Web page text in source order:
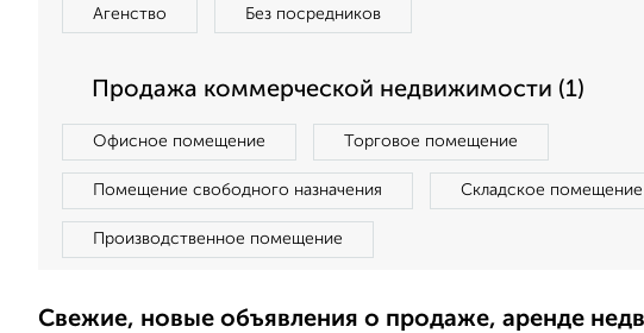
Агенство Без посредников
Продажа коммерческой недвижимости (1)
Офисное помещение Торговое помещение
Помещение свободного назначения Складское помещение
Производственное помещение
Свежие, новые объявления о продаже, аренде